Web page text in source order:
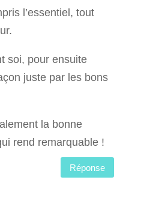
l’essentiel, tout
soi, pour ensuite
juste par les bons
la bonne
rend remarquable !
Réponse